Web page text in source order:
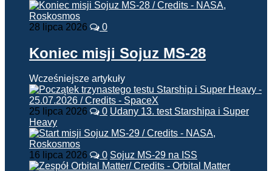
28 lipca 2026 0
Koniec misji Sojuz MS-28
Wcześniejsze artykuły
25 lipca 2026 0 Udany 13. test Starshipa i Super
Heavy
16 lipca 2026 0 Sojuz MS-29 na ISS